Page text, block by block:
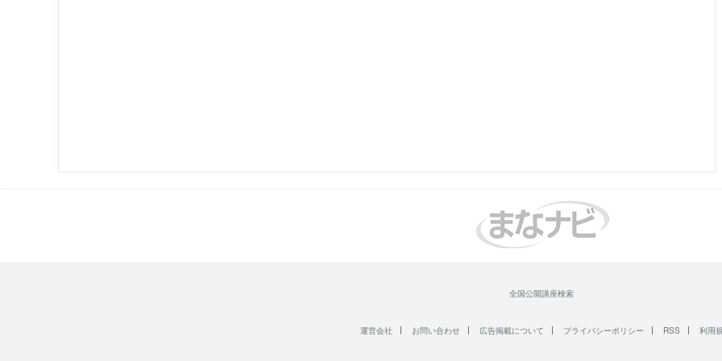
全国公開講座検索
運営会社 お問い合わせ 広告掲載について プライバシーポリシー RSS 利用